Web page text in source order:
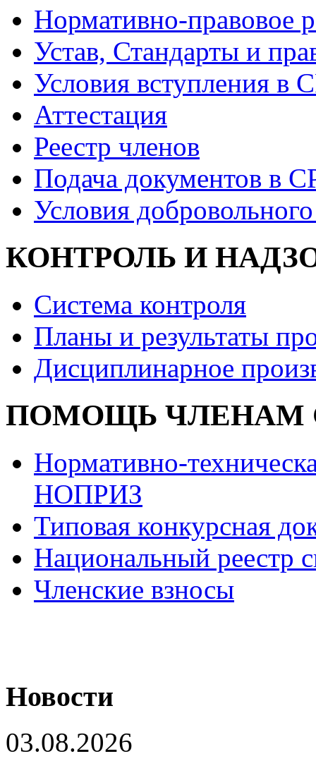
Нормативно-правовое
Устав, Стандарты и
Условия вступления в
Аттестация
Реестр членов
Подача документов в
Условия
КОНТРОЛЬ И
Система контроля
Планы и результаты
Дисциплинарное
ПОМОЩЬ ЧЛЕНАМ
Нормативно-
НОПРИЗ
Типовая конкурсная
Национальный реестр
Членские взносы
Новости
03.08.2026